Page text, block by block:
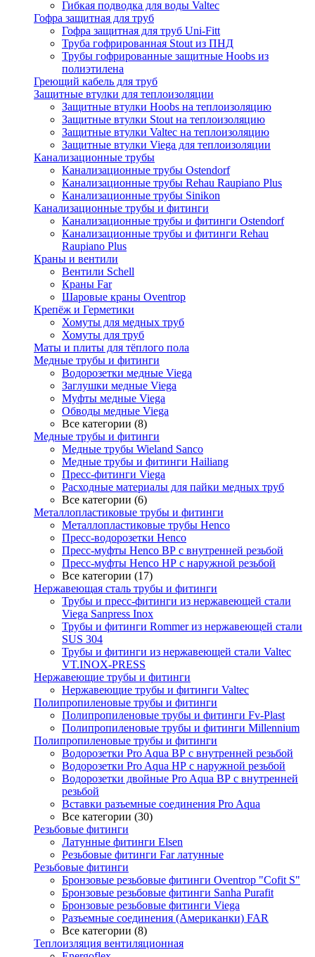
Гибкая подводка для воды Valtec
Гофра защитная для труб
Гофра защитная для труб Uni-Fitt
Труба гофрированная Stout из ПНД
Трубы гофрированные защитные Hoobs из
полиэтилена
Греющий кабель для труб
Защитные втулки для теплоизоляции
Защитные втулки Hoobs на теплоизоляцию
Защитные втулки Stout на теплоизоляцию
Защитные втулки Valtec на теплоизоляцию
Защитные втулки Viega для теплоизоляции
Канализационные трубы
Канализационные трубы Ostendorf
Канализационные трубы Rehau Raupiano Plus
Канализационные трубы Sinikon
Канализационные трубы и фитинги
Канализационные трубы и фитинги Ostendorf
Канализационные трубы и фитинги Rehau
Raupiano Plus
Краны и вентили
Вентили Schell
Краны Far
Шаровые краны Oventrop
Крепёж и Герметики
Хомуты для медных труб
Хомуты для труб
Маты и плиты для тёплого пола
Медные трубы и фитинги
Водорозетки медные Viega
Заглушки медные Viega
Муфты медные Viega
Обводы медные Viega
Все категории (8)
Медные трубы и фитинги
Медные трубы Wieland Sanco
Медные трубы и фитинги Hailiang
Пресс-фитинги Viega
Расходные материалы для пайки медных труб
Все категории (6)
Металлопластиковые трубы и фитинги
Металлопластиковые трубы Henco
Пресс-водорозетки Henco
Пресс-муфты Henco ВР с внутренней резьбой
Пресс-муфты Henco НР с наружной резьбой
Все категории (17)
Нержавеющая сталь трубы и фитинги
Трубы и пресс-фитинги из нержавеющей стали
Viega Sanpress Inox
Трубы и фитинги Rommer из нержавеющей стали
SUS 304
Трубы и фитинги из нержавеющей стали Valtec
VT.INOX-PRESS
Нержавеющие трубы и фитинги
Нержавеющие трубы и фитинги Valtec
Полипропиленовые трубы и фитинги
Полипропиленовые трубы и фитинги Fv-Plast
Полипропиленовые трубы и фитинги Millennium
Полипропиленовые трубы и фитинги
Водорозетки Pro Aqua ВР с внутренней резьбой
Водорозетки Pro Aqua НР с наружной резьбой
Водорозетки двойные Pro Aqua ВР с внутренней
резьбой
Вставки разъемные соединения Pro Aqua
Все категории (30)
Резьбовые фитинги
Латунные фитинги Elsen
Резьбовые фитинги Far латунные
Резьбовые фитинги
Бронзовые резьбовые фитинги Oventrop "Cofit S"
Бронзовые резьбовые фитинги Sanha Purafit
Бронзовые резьбовые фитинги Viega
Разъемные соединения (Американки) FAR
Все категории (8)
Теплоизляция вентиляционная